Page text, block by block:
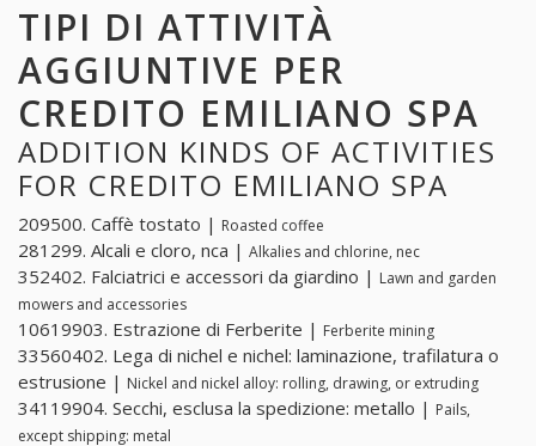
TIPI DI ATTIVITÀ
AGGIUNTIVE PER
CREDITO EMILIANO SPA
ADDITION KINDS OF ACTIVITIES
FOR CREDITO EMILIANO SPA
209500. Caffè tostato | Roasted coffee
281299. Alcali e cloro, nca | Alkalies and chlorine, nec
352402. Falciatrici e accessori da giardino | Lawn and garden
mowers and accessories
10619903. Estrazione di Ferberite | Ferberite mining
33560402. Lega di nichel e nichel: laminazione, trafilatura o
estrusione | Nickel and nickel alloy: rolling, drawing, or extruding
34119904. Secchi, esclusa la spedizione: metallo | Pails,
except shipping: metal